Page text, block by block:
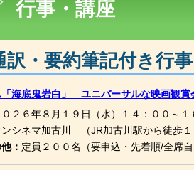
行事・講座
訳・要約筆記付き行事
「海底鬼岩白」 ユニバーサルな映画観賞
０２６年８月１９日（水）１４：００～
ンシネマ加古川 （JR加古川駅から徒歩１
： 定員２００名（要申込・先着順/全席